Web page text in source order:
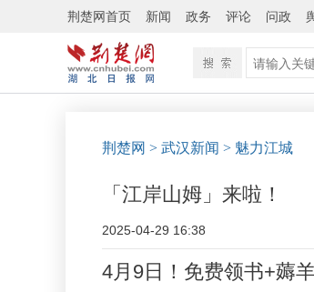
荆楚网首页 新闻 政务 评论 问政
荆楚网 > 武汉新闻 > 魅力江城
「江岸山姆」来啦！
2025-04-29 16:38
4月9日！免费领书+薅